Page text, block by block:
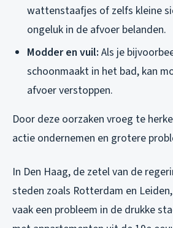
wattenstaafjes of zelfs kleine
ongeluk in de afvoer belanden.
Modder en vuil: Als je
schoonmaakt in het bad, kan
afvoer verstoppen.
Door deze oorzaken vroeg te
actie ondernemen en grotere
In Den Haag, de zetel van de
steden zoals Rotterdam en
vaak een probleem in de drukke